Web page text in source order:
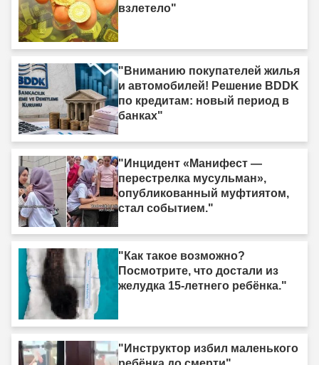
взлетело"
"Вниманию покупателей жилья
и автомобилей! Решение BDDK
по кредитам: новый период в
банках"
"Инцидент «Манифест —
перестрелка мусульман»,
опубликованный муфтиятом,
стал событием."
"Как такое возможно?
Посмотрите, что достали из
желудка 15-летнего ребёнка."
"Инструктор избил маленького